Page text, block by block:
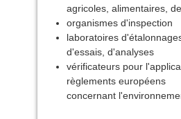
agricoles, alimentaires,
organismes d'inspection
laboratoires
d'essais, d'analyses
vérificateurs pour
règlements européens
concernant